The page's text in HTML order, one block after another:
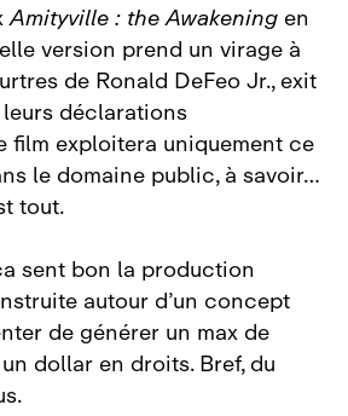
Amityville : the Awakening en
version prend un virage à
de Ronald DeFeo Jr., exit
déclarations
film exploitera uniquement ce
le domaine public, à savoir…
tout.
sent bon la production
autour d’un concept
de générer un max de
dollar en droits. Bref, du